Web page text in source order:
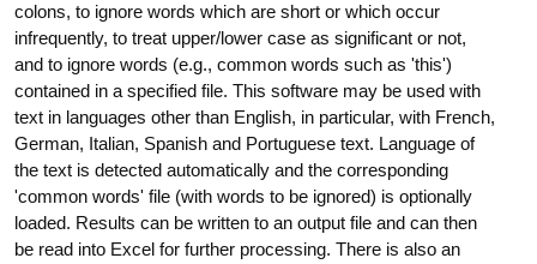
colons, to ignore words which are short or which occur
infrequently, to treat upper/lower case as significant or not,
and to ignore words (e.g., common words such as 'this')
contained in a specified file. This software may be used with
text in languages other than English, in particular, with French,
German, Italian, Spanish and Portuguese text. Language of
the text is detected automatically and the corresponding
'common words' file (with words to be ignored) is optionally
loaded. Results can be written to an output file and can then
be read into Excel for further processing. There is also an